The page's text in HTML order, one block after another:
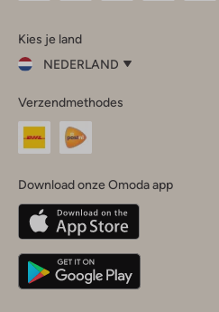
InstagramFacebook
Kies je land
NEDERLAND
je
land
Nederland
Belgique(Français)
Deutschland
Verzendmethodes
Download onze Omoda app